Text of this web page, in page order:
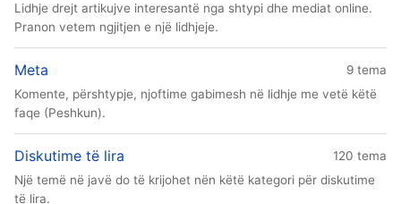
Lidhje drejt artikujve interesantë nga shtypi dhe mediat online.
Pranon vetem ngjitjen e një lidhjeje.
Meta
9 tema
Komente, përshtypje, njoftime gabimesh në lidhje me vetë këtë
faqe (Peshkun).
Diskutime të lira
120 tema
Një temë në javë do të krijohet nën këtë kategori për diskutime
të lira.